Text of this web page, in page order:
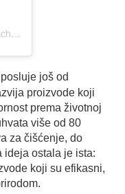
još od
proizvode koji
prema životnoj
više od 80
za čišćenje, do
ideja ostala je ista:
koji su efikasni,